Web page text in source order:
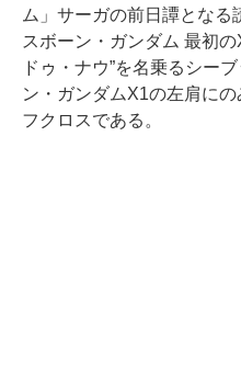
ム」サーガの前日譚となる
スボーン・ガンダム 最初
ドゥ・ナウ”を名乗るシー
ン・ガンダムX1の左肩に
フクロスである。